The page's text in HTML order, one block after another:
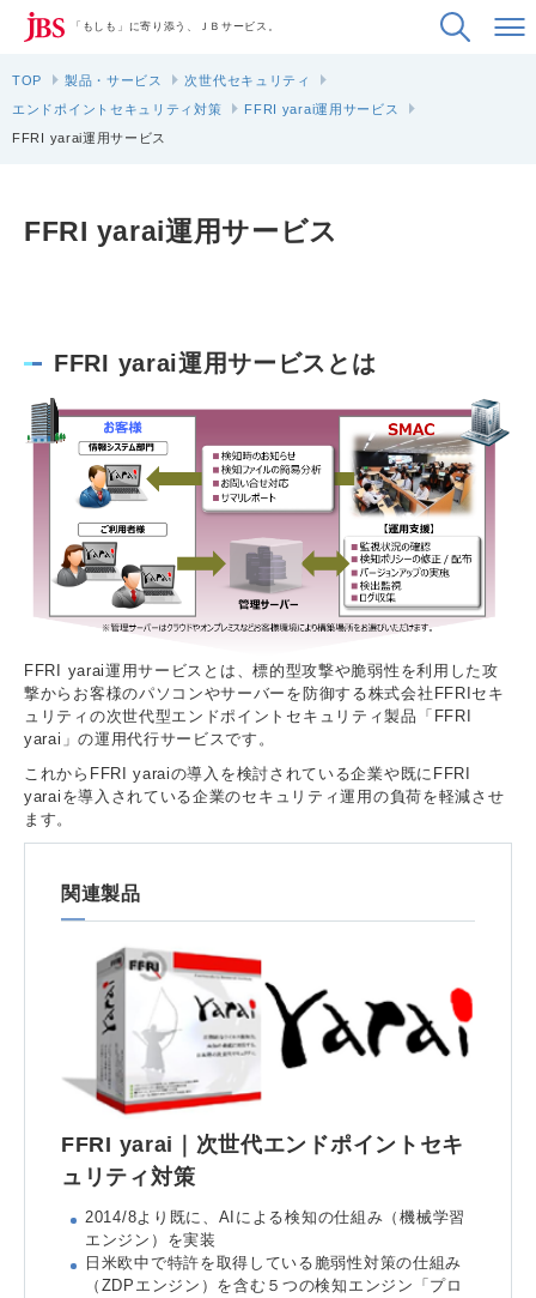
「もしも」に寄り添う、ＪＢサービス。
TOP 製品・サービス
次世代セキュリティ
エンドポイントセキュリティ対策
FFRI yarai運用サービス
FFRI yarai運用サービス
FFRI yarai運用サービス
FFRI yarai運用サービスとは
FFRI yarai運用サービスとは、標的型攻撃や脆弱性を利用した攻
撃からお客様のパソコンやサーバーを防御する株式会社FFRIセキ
ュリティの次世代型エンドポイントセキュリティ製品「FFRI
yarai」の運用代行サービスです。
これからFFRI yaraiの導入を検討されている企業や既にFFRI
yaraiを導入されている企業のセキュリティ運用の負荷を軽減させ
ます。
関連製品
FFRI yarai｜次世代エンドポイントセキ
ュリティ対策
2014/8より既に、AIによる検知の仕組み（機械学習
エンジン）を実装
日米欧中で特許を取得している脆弱性対策の仕組み
（ZDPエンジン）を含む５つの検知エンジン「プロ